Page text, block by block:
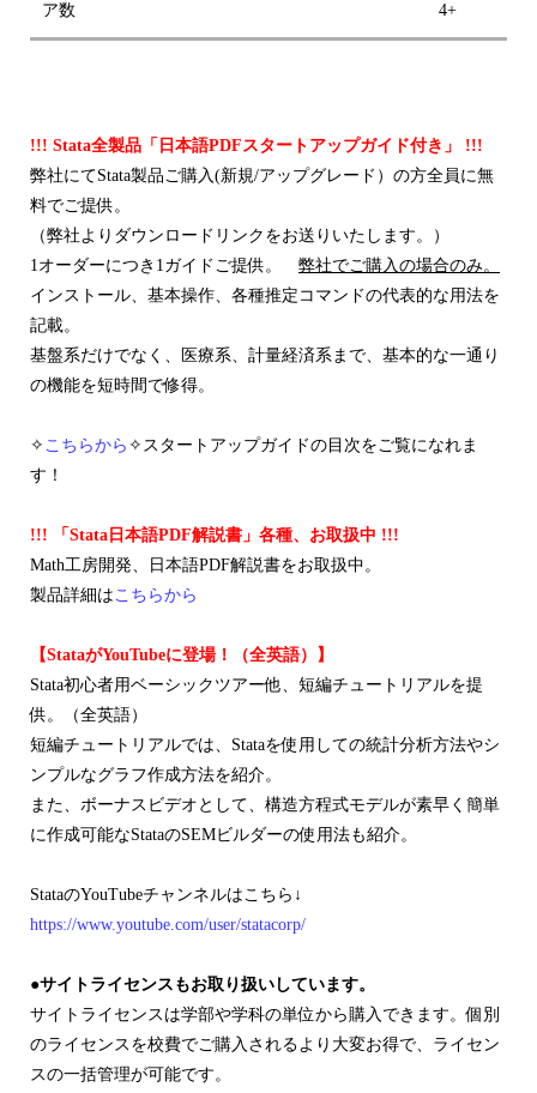
ア数
4+
!!! Stata全製品「日本語PDFスタートアップガイド付き」 !!!
弊社にてStata製品ご購入(新規/アップグレード）の方全員に無
料でご提供。
（弊社よりダウンロードリンクをお送りいたします。）
1オーダーにつき1ガイドご提供。 弊社でご購入の場合のみ。
インストール、基本操作、各種推定コマンドの代表的な用法を
記載。
基盤系だけでなく、医療系、計量経済系まで、基本的な一通り
の機能を短時間で修得。
✧こちらから ✧スタートアップガイドの目次をご覧になれま
す！
!!! 「Stata日本語PDF解説書」各種、お取扱中 !!!
Math工房開発、日本語PDF解説書をお取扱中。
製品詳細はこちらから
【StataがYouTubeに登場！（全英語）】
Stata初心者用ベーシックツアー他、短編チュートリアルを提
供。（全英語）
短編チュートリアルでは、Stataを使用しての統計分析方法やシ
ンプルなグラフ作成方法を紹介。
また、ボーナスビデオとして、構造方程式モデルが素早く簡単
に作成可能なStataのSEMビルダーの使用法も紹介。
StataのYouTubeチャンネルはこちら↓
https://www.youtube.com/user/statacorp/
●サイトライセンスもお取り扱いしています。
サイトライセンスは学部や学科の単位から購入できます。個別
のライセンスを校費でご購入されるより大変お得で、ライセン
スの一括管理が可能です。